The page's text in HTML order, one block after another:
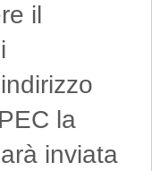
il
la
inviata